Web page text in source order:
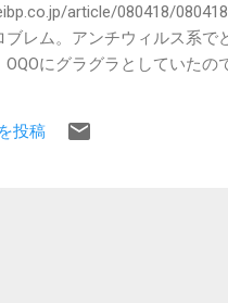
article/080418/
ブレム。アンチウィルス系
にグラグラとしていたの
円台で買えたこともあるら
投稿